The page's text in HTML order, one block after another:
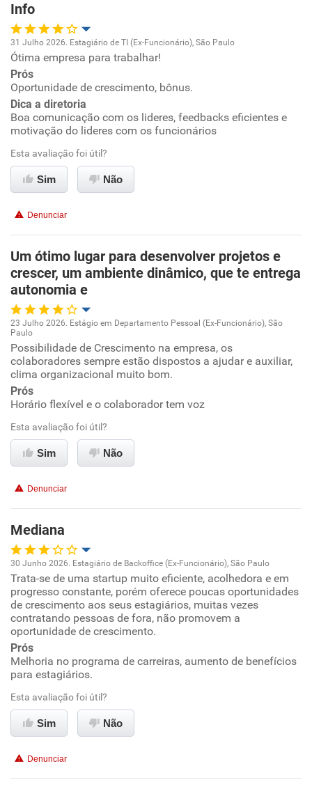
Info
Oportunidade de promoção
Ambiente de trabalho
Conciliação com a vida familiar
Benefícios
Recomenda a diretoria
31 Julho 2026. Estagiário de TI (Ex-Funcionário), São Paulo
Ótima empresa para trabalhar!
Prós
Oportunidade de crescimento, bônus.
Dica a diretoria
Boa comunicação com os lideres, feedbacks eficientes e
motivação do lideres com os funcionários
Esta avaliação foi útil?
Sim Não
Denunciar
Um ótimo lugar para desenvolver projetos e
crescer, um ambiente dinâmico, que te entrega
autonomia e
Oportunidade de promoção
Ambiente de trabalho
Conciliação com a vida familiar
Benefícios
23 Julho 2026. Estágio em Departamento Pessoal (Ex-Funcionário), São
Paulo
Possibilidade de Crescimento na empresa, os
colaboradores sempre estão dispostos a ajudar e auxiliar,
clima organizacional muito bom.
Prós
Horário flexível e o colaborador tem voz
Esta avaliação foi útil?
Sim Não
Denunciar
Mediana
Oportunidade de promoção
Ambiente de trabalho
Conciliação com a vida familiar
Benefícios
Não recomenda esta empresa
Não recomenda a diretoria
30 Junho 2026. Estagiário de Backoffice (Ex-Funcionário), São Paulo
Trata-se de uma startup muito eficiente, acolhedora e em
progresso constante, porém oferece poucas oportunidades
de crescimento aos seus estagiários, muitas vezes
contratando pessoas de fora, não promovem a
oportunidade de crescimento.
Prós
Melhoria no programa de carreiras, aumento de benefícios
para estagiários.
Esta avaliação foi útil?
Sim Não
Denunciar